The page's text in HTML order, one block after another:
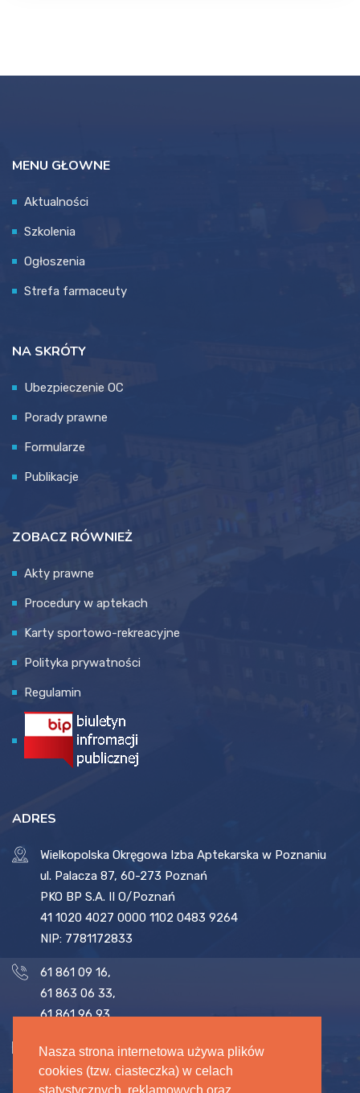
Nasza strona internetowa używa plików
cookies (tzw. ciasteczka) w celach
MENU GŁOWNE
Aktualności
Szkolenia
Ogłoszenia
Strefa farmaceuty
NA SKRÓTY
Ubezpieczenie OC
Porady prawne
Formularze
Publikacje
ZOBACZ RÓWNIEŻ
Akty prawne
Procedury w aptekach
Karty sportowo-rekreacyjne
Polityka prywatności
Regulamin
ADRES
Wielkopolska Okręgowa Izba Aptekarska w Poznaniu
ul. Palacza 87, 60-273 Poznań
PKO BP S.A. II O/Poznań
41 1020 4027 0000 1102 0483 9264
NIP: 7781172833
61 861 09 16,
61 863 06 33,
61 861 96 93
biuro@woia.pl ,sekretariat@woia.pl